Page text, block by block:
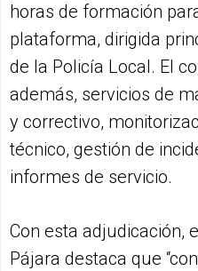
horas de formación
plataforma, dirigida
de la Policía Local. El
además, servicios de
y correctivo,
técnico, gestión de
informes de servicio.
Con esta adjudicación,
Pájara destaca que